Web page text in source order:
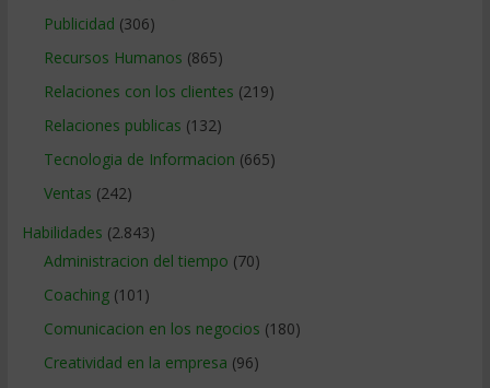
Publicidad (306)
Recursos Humanos (865)
Relaciones con los clientes (219)
Relaciones publicas (132)
Tecnologia de Informacion (665)
Ventas (242)
Habilidades (2.843)
Administracion del tiempo (70)
Coaching(101)
Comunicacion en los negocios (180)
Creatividad en la empresa (96)